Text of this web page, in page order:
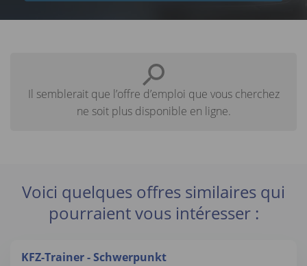
Il semblerait que l’offre d’emploi que vous cherchez
ne soit plus disponible en ligne.
Voici quelques offres similaires qui
pourraient vous intéresser :
KFZ-Trainer - Schwerpunkt